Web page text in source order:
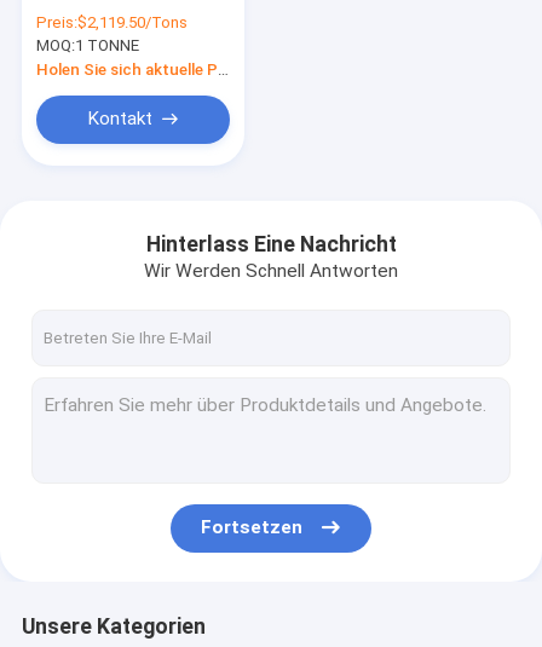
304 für Gebäude
Preis:$2,119.50/Tons
MOQ:1 TONNE
Kontakt
Hinterlass Eine Nachricht
Wir Werden Schnell Antworten
Fortsetzen
Unsere Kategorien